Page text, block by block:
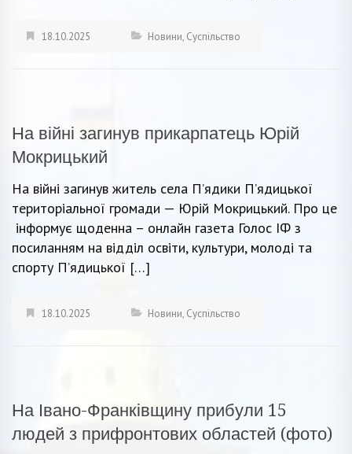
18.10.2025 Новини, Суспільство
На війні загинув прикарпатець Юрій
Мокрицький
На війні загинув житель села П’ядики П’ядицької
територіальної громади — Юрій Мокрицький. Про це
інформує щоденна – онлайн газета Голос ІФ з
посиланням на відділ освіти, культури, молоді та
спорту П’ядицької […]
18.10.2025 Новини, Суспільство
На Івано-Франківщину прибули 15
людей з прифронтових областей (фото)